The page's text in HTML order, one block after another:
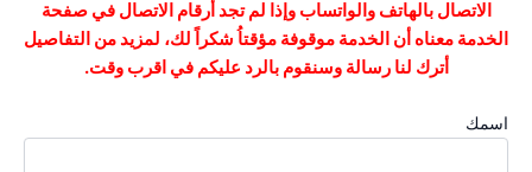
الاتصال بالهاتف والواتساب وإذا لم تجد أرقام الاتصال في صفحة
الخدمة معناه أن الخدمة موقوفة مؤقتاُ شكراً لك، لمزيد من التفاصيل
أترك لنا رسالة وسنقوم بالرد عليكم في اقرب وقت.
اسمك